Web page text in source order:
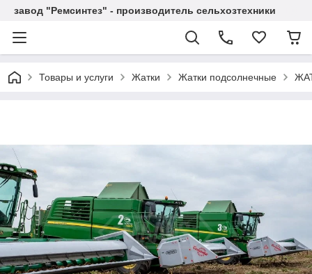
завод "Ремсинтез" - производитель сельхозтехники
Товары и услуги Жатки Жатки подсолнечные